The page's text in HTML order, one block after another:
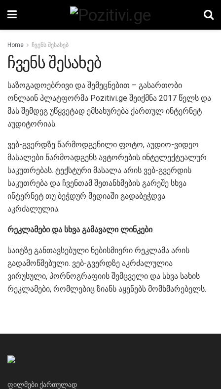
Home ჩვენს შესახებ
ჩვენს შესახებ
საზოგადოებრივი და შემეცნებით – გასართობი
ონლაინ პლატფორმა Pozitivi.ge შეიქმნა 2017 წელს და
მას შემდეგ უწყვეტად ემსახურება ქართულ ინტერნეტ
აუდიტორიას.
ვებ-გვერდზე წარმოდგენილი ფოტო, აუდიო-ვიდეო
მასალები წარმოადგენს ავტორების ინტელექტუალურ
საკუთრებას. ტექსტური მასალა არის ვებ-გვერდის
საკუთრება და ჩვენთამ შეთანხმების გარეშე სხვა
ინტერნეტ თუ ბეჭდურ მედიაში გადაბეჭდვა
აკრძალულია.
რეკლამები და სხვა გამავალი ლინკები
საიტზე განთავსებული ნებისმიერი რეკლამა არის
გადამოწმებული. ვებ-გვერდზე აკრძალულია
ვირუსული, პორნოგრაფიის შემცველი და სხვა სახის
რეკლამები, რომლებიც ზიანს აყენებს მომხმარებელს.
ფილმები ქართულად